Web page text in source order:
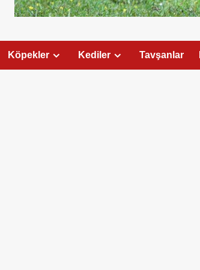
Köpekler Kediler Tavşanlar